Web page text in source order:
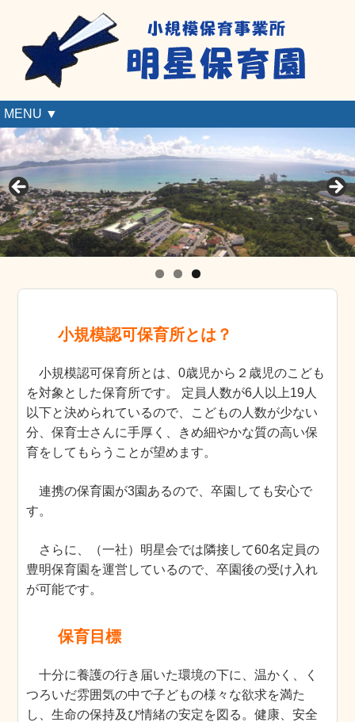
MENU ▼
小規模認可保育所とは？
小規模認可保育所とは、0歳児から２歳児のこども
を対象とした保育所です。 定員人数が6人以上19人
以下と決められているので、こどもの人数が少ない
分、保育士さんに手厚く、きめ細やかな質の高い保
育をしてもらうことが望めます。
連携の保育園が3園あるので、卒園しても安心で
す。
さらに、（一社）明星会では隣接して60名定員の
豊明保育園を運営しているので、卒園後の受け入れ
が可能です。
保育目標
十分に養護の行き届いた環境の下に、温かく、く
つろいだ雰囲気の中で子どもの様々な欲求を満た
し、生命の保持及び情緒の安定を図る。健康、安全